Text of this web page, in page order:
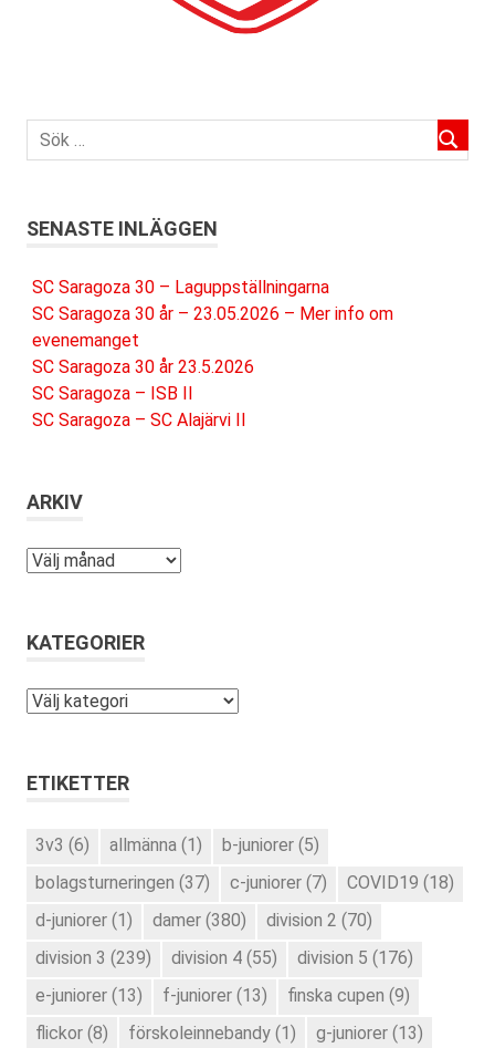
SENASTE INLÄGGEN
SC Saragoza 30 – Laguppställningarna
SC Saragoza 30 år – 23.05.2026 – Mer info om
evenemanget
SC Saragoza 30 år 23.5.2026
SC Saragoza – ISB II
SC Saragoza – SC Alajärvi II
ARKIV
Arkiv
KATEGORIER
Kategorier
ETIKETTER
3v3 (6) allmänna (1) b-juniorer (5)
bolagsturneringen (37) c-juniorer (7) COVID19 (18)
d-juniorer (1) damer (380) division 2 (70)
division 3 (239) division 4 (55) division 5 (176)
e-juniorer (13) f-juniorer (13) finska cupen (9)
flickor (8) förskoleinnebandy (1) g-juniorer (13)